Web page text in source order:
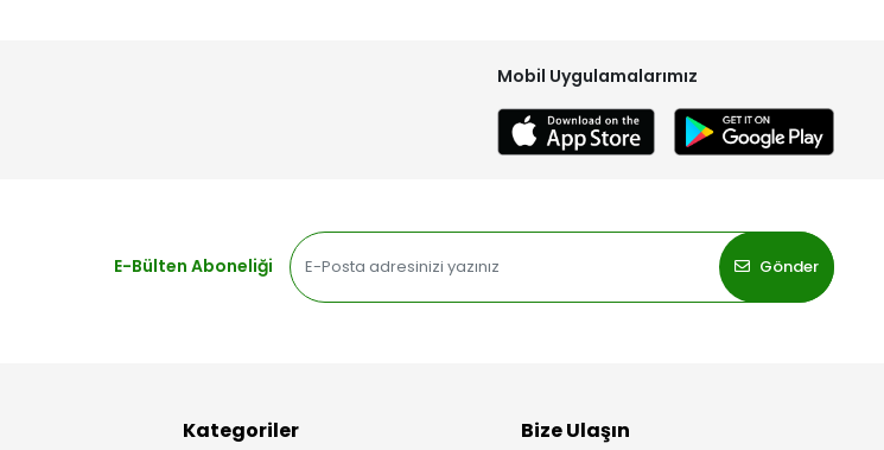
Mobil Uygulamalarımız
E-Bülten Aboneliği
Gönder
Kategoriler
Bize Ulaşın